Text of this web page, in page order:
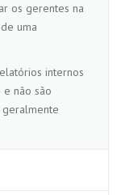
os gerentes na
uma
internos
não são